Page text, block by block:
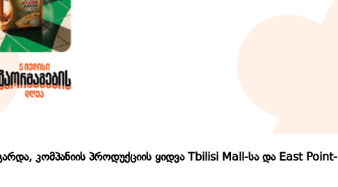
კომპანიის პროდუქციის ყიდვა Tbilisi Mall-სა და East Point-